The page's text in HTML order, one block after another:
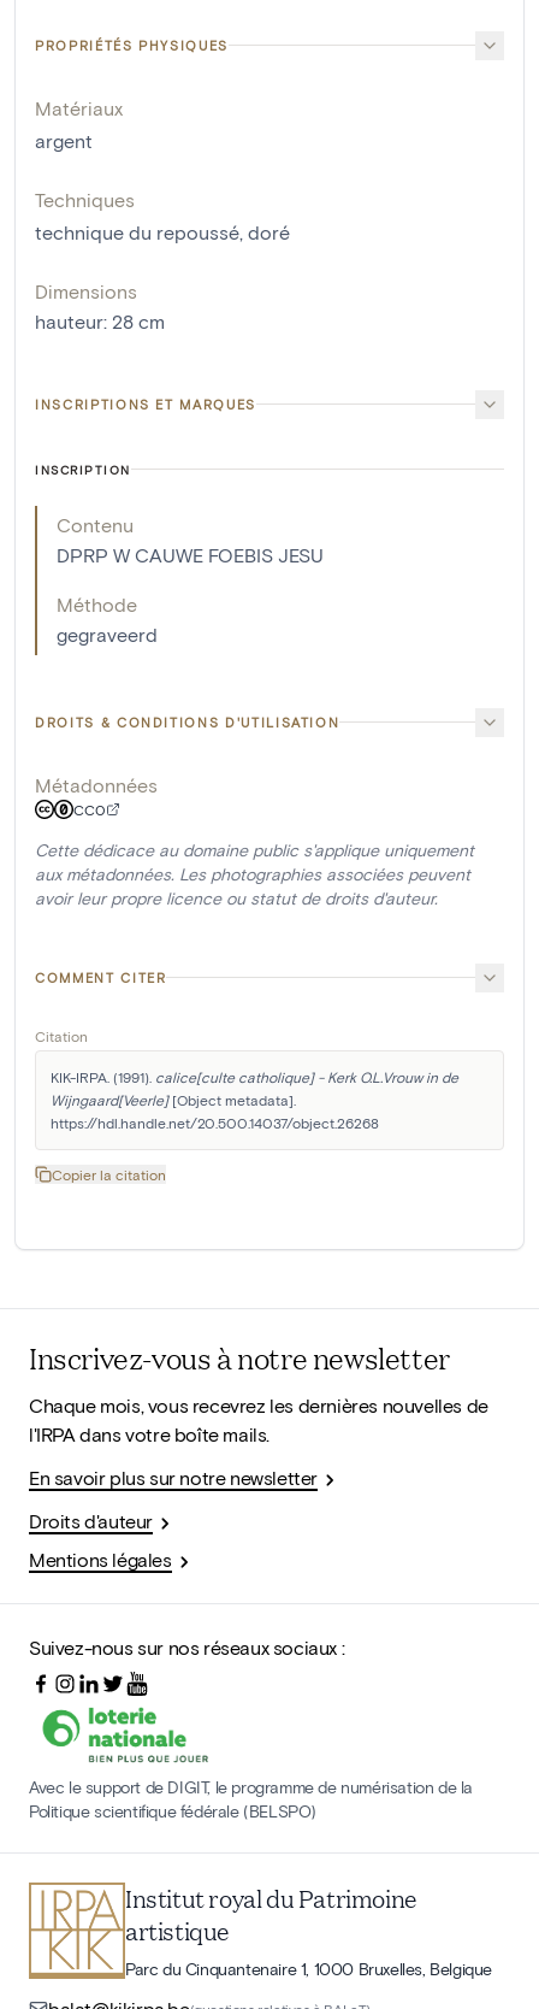
PROPRIÉTÉS PHYSIQUES
Matériaux
argent
Techniques
technique du repoussé doré
Dimensions
hauteur: 28 cm
INSCRIPTIONS ET MARQUES
INSCRIPTION
Contenu
DPRP W CAUWE FOEBIS JESU
Méthode
gegraveerd
DROITS & CONDITIONS D'UTILISATION
Métadonnées
CC0
Cette dédicace au domaine public s'applique uniquement
aux métadonnées. Les photographies associées peuvent
avoir leur propre licence ou statut de droits d'auteur.
COMMENT CITER
Citation
KIK-IRPA. (1991). calice[culte catholique] - Kerk O.L.Vrouw in de
Wijngaard[Veerle] [Object metadata].
https://hdl.handle.net/20.500.14037/object.26268
Copier la citation
Inscrivez-vous à notre newsletter
Chaque mois, vous recevrez les dernières nouvelles de
l'IRPA dans votre boîte mails.
En savoir plus sur notre newsletter
Droits d'auteur
Mentions légales
Suivez-nous sur nos réseaux sociaux :
Avec le support de DIGIT, le programme de numérisation de la
Politique scientifique fédérale (BELSPO)
Institut royal du Patrimoine
artistique
Parc du Cinquantenaire 1, 1000 Bruxelles, Belgique